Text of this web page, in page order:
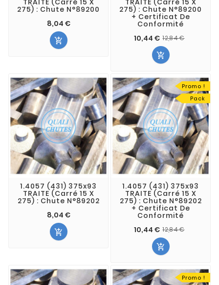
TRAITE (Carré 15 X
275) : Chute N°89200
8,04 €

TRAITE (Carré 15 X
275) : Chute N°89200
+ Certificat De
Conformité
10,44 € 12,84 €

1.4057 (431) 375x93
TRAITE (Carré 15 X
275) : Chute N°89202
8,04 €

Promo !
Pack
1.4057 (431) 375x93
TRAITE (Carré 15 X
275) : Chute N°89202
+ Certificat De
Conformité
10,44 € 12,84 €

Promo !